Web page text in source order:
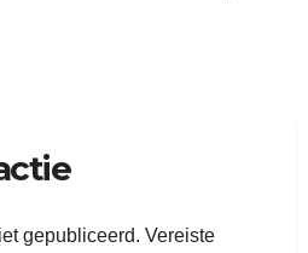
gepubliceerd. Vereiste